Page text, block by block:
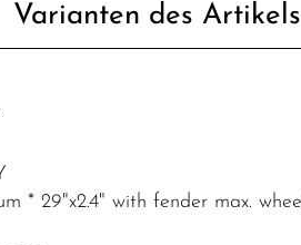
Varianten des Artikels
* 29"x2.4" with fender max.